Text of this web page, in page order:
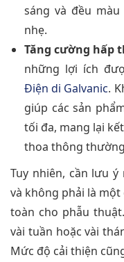
sáng và đều
nhẹ.
Tăng cường hấp
những lợi ích
Điện di Galvanic.
giúp các sản
tối đa, mang lại
thoa thông
Tuy nhiên, cần lưu
và không phải là
toàn cho phẫu
vài tuần hoặc vài
Mức độ cải thiện